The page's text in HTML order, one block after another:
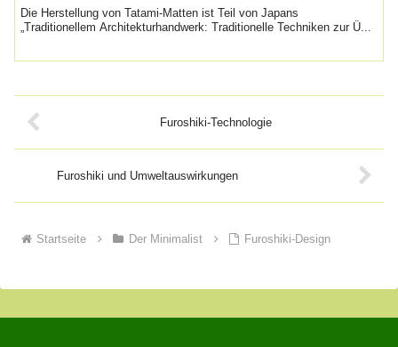
Die Herstellung von Tatami-Matten ist Teil von Japans
„Traditionellem Architekturhandwerk: Traditionelle Techniken zur Ü...
Furoshiki-Technologie
Furoshiki und Umweltauswirkungen
Startseite Der Minimalist Furoshiki-Design